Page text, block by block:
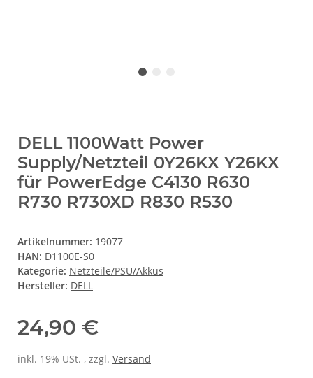
DELL 1100Watt Power
Supply/Netzteil 0Y26KX Y26KX
für PowerEdge C4130 R630
R730 R730XD R830 R530
Artikelnummer: 19077
HAN: D1100E-S0
Kategorie: Netzteile/PSU/Akkus
Hersteller: DELL
24,90 €
inkl. 19% USt. , zzgl. Versand